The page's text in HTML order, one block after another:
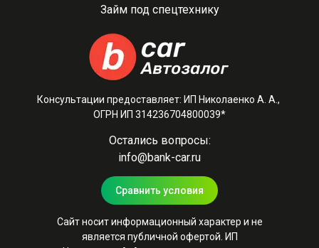
Займ под спецтехнику
Консультации предоставляет: ИП Николаенко А. А.,
ОГРН ИП 314236704800039*
Остались вопросы:
info@bank-car.ru
Сравнить условия
Сайт носит информационный характер и не
является публичной офертой. ИП